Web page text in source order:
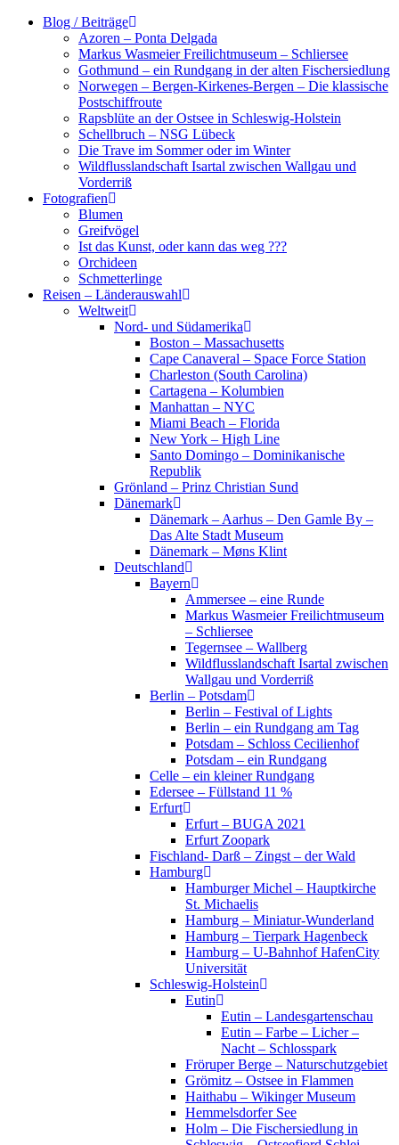
Zum
Blog / Beiträge
Azoren – Ponta Delgada
Markus Wasmeier Freilichtmuseum – Schliersee
Gothmund – ein Rundgang in der alten Fischersiedlung
Norwegen – Bergen-Kirkenes-Bergen – Die klassische
Postschiffroute
Rapsblüte an der Ostsee in Schleswig-Holstein
Schellbruch – NSG Lübeck
Die Trave im Sommer oder im Winter
Wildflusslandschaft Isartal zwischen Wallgau und
Vorderriß
Fotografien
Blumen
Greifvögel
Ist das Kunst, oder kann das weg ???
Orchideen
Schmetterlinge
Reisen – Länderauswahl
Weltweit
Nord- und Südamerika
Boston – Massachusetts
Cape Canaveral – Space Force Station
Charleston (South Carolina)
Cartagena – Kolumbien
Manhattan – NYC
Miami Beach – Florida
New York – High Line
Santo Domingo – Dominikanische
Republik
Grönland – Prinz Christian Sund
Dänemark
Dänemark – Aarhus – Den Gamle By –
Das Alte Stadt Museum
Dänemark – Møns Klint
Deutschland
Bayern
Ammersee – eine Runde
Markus Wasmeier Freilichtmuseum
– Schliersee
Tegernsee – Wallberg
Wildflusslandschaft Isartal zwischen
Wallgau und Vorderriß
Berlin – Potsdam
Berlin – Festival of Lights
Berlin – ein Rundgang am Tag
Potsdam – Schloss Cecilienhof
Potsdam – ein Rundgang
Celle – ein kleiner Rundgang
Edersee – Füllstand 11 %
Erfurt
Erfurt – BUGA 2021
Erfurt Zoopark
Fischland- Darß – Zingst – der Wald
Hamburg
Hamburger Michel – Hauptkirche
St. Michaelis
Hamburg – Miniatur-Wunderland
Hamburg – Tierpark Hagenbeck
Hamburg – U-Bahnhof HafenCity
Universität
Schleswig-Holstein
Eutin
Eutin – Landesgartenschau
Eutin – Farbe – Licher –
Nacht – Schlosspark
Fröruper Berge – Naturschutzgebiet
Grömitz – Ostsee in Flammen
Haithabu – Wikinger Museum
Hemmelsdorfer See
Holm – Die Fischersiedlung in